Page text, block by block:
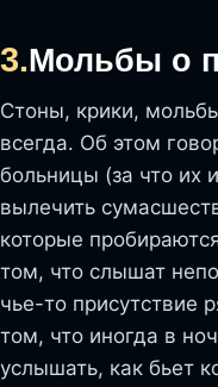
3.Мольбы о
Стоны, крики,
всегда. Об этом
больницы (за что их
вылечить
которые
том, что слышат
чье-то присутствие
том, что иногда в
услышать, как бьет